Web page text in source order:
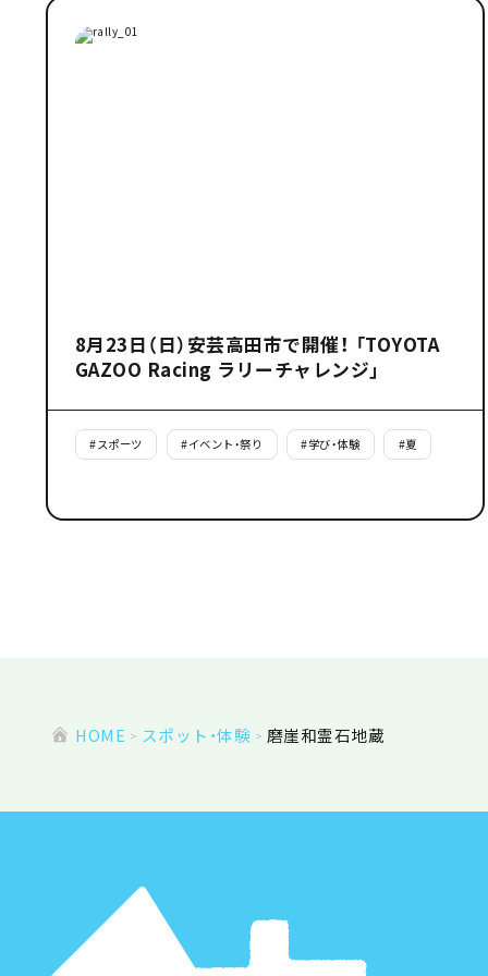
8月23日（日）安芸高田市で開催！ 「TOYOTA
GAZOO Racing ラリーチャレンジ」
# スポーツ #イベント・祭り #学び・体験 #夏
HOME スポット・体験 磨崖和霊石地蔵